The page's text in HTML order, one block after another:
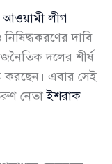
আওয়ামী লীগ
দাবি
দলের শীর্ষ
করছেন। এবার সেই
নেতাইশরাক